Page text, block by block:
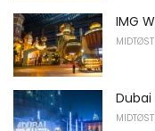
IMG